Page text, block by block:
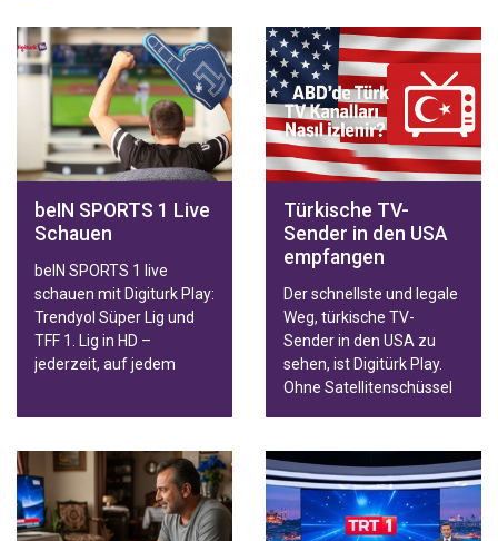
beIN SPORTS 1 Live
Schauen
beIN SPORTS 1 live
schauen mit Digiturk Play:
Trendyol Süper Lig und
TFF 1. Lig in HD –
jederzeit, auf jedem
Türkische TV-
Sender in den USA
empfangen
Der schnellste und legale
Weg, türkische TV-
Sender in den USA zu
sehen, ist Digitürk Play.
Ohne Satellitenschüssel
Spiele der Trendyol Süper
Lig in HD auf Smart-TV,
Smartphone, Tablet oder
PC. Familien- und